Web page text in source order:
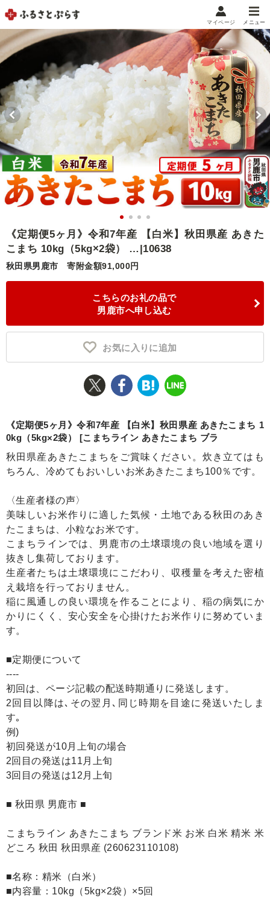
メニュー
マイメニュー
マイページ
お気に入り 閲覧履歴
メニュー
お礼の品から探す
お礼の品をカテゴリや金額で絞り込み
自治体から探す
ランキング
特集・おすすめ
マイページ
《定期便5ヶ月》令和7年産 【白米】秋田県産 あきた
こまち 10kg（5kg×2袋） …|10638
秋田県男鹿市 寄附金額91,000円
こちらのお礼の品で
男鹿市へ申し込む
お気に入りに追加
《定期便5ヶ月》令和7年産 【白米】秋田県産 あきたこまち 1
0kg（5kg×2袋） [こまちライン あきたこまち ブラ
秋田県産あきたこまちをご賞味ください。炊き立てはも
ちろん、冷めてもおいしいお米あきたこまち100％です。
〈生産者様の声〉
美味しいお米作りに適した気候・土地である秋田のあき
たこまちは、小粒なお米です。
こまちラインでは、男鹿市の土壌環境の良い地域を選り
抜きし集荷しております。
生産者たちは土壌環境にこだわり、収穫量を考えた密植
え栽培を行っておりません。
稲に風通しの良い環境を作ることにより、稲の病気にか
かりにくく、安心安全を心掛けたお米作りに努めていま
す。
■定期便について
----
初回は、ページ記載の配送時期通りに発送します。
2回目以降は､その翌月､同じ時期を目途に発送いたしま
す｡
例)
初回発送が10月上旬の場合
2回目の発送は11月上旬
3回目の発送は12月上旬
■ 秋田県 男鹿市 ■
こまちライン あきたこまち ブランド米 お米 白米 精米 米
どころ 秋田 秋田県産 (260623110108)
■名称：精米（白米）
■内容量：10kg（5kg×2袋）×5回